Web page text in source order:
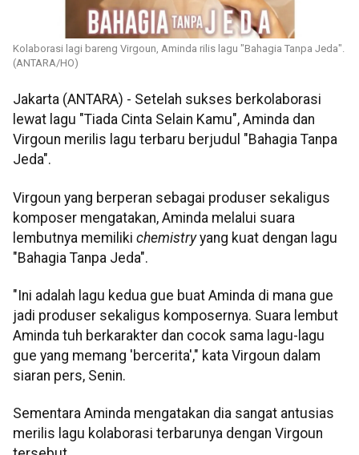
Kolaborasi lagi bareng Virgoun, Aminda rilis lagu "Bahagia Tanpa Jeda".
(ANTARA/HO)
Jakarta (ANTARA) - Setelah sukses berkolaborasi
lewat lagu "Tiada Cinta Selain Kamu", Aminda dan
Virgoun merilis lagu terbaru berjudul "Bahagia Tanpa
Jeda".
Virgoun yang berperan sebagai produser sekaligus
komposer mengatakan, Aminda melalui suara
lembutnya memiliki chemistryyang kuat dengan lagu
"Bahagia Tanpa Jeda".
"Ini adalah lagu kedua gue buat Aminda di mana gue
jadi produser sekaligus komposernya. Suara lembut
Aminda tuh berkarakter dan cocok sama lagu-lagu
gue yang memang 'bercerita'," kata Virgoun dalam
siaran pers, Senin.
Sementara Aminda mengatakan dia sangat antusias
merilis lagu kolaborasi terbarunya dengan Virgoun